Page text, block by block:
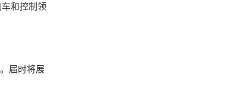
和控制领
届时将展